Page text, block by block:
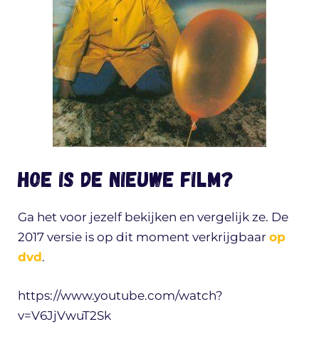
Hoe is de nieuwe film?
Ga het voor jezelf bekijken en vergelijk ze. De
2017 versie is op dit moment verkrijgbaar op
dvd.
https://www.youtube.com/watch?
v=V6JjVwuT2Sk